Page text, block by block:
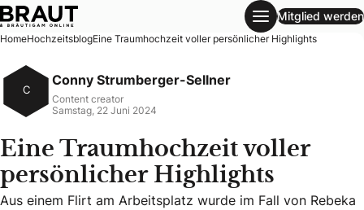
Eine Traumhochzeit voller persönlicher Highlights
Mitglied werden
HomeHochzeitsblogEine Traumhochzeit voller persönlicher Highlights
C
Conny Strumberger-Sellner
Content creator
Samstag, 22 Juni 2024
Eine Traumhochzeit voller
persönlicher Highlights
Aus einem Flirt am Arbeitsplatz wurde im Fall von Rebeka